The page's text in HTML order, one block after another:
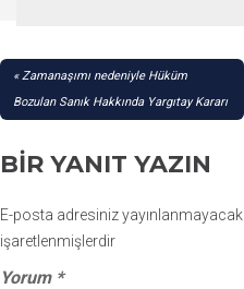
YAZI
GEZINMESI
Zamanaşımı nedeniyle Hüküm
Bozulan Sanık Hakkında Yargıtay Kararı
BIR YANIT YAZIN
E-posta adresiniz yayınlanmayacak.
işaretlenmişlerdir
Yorum *